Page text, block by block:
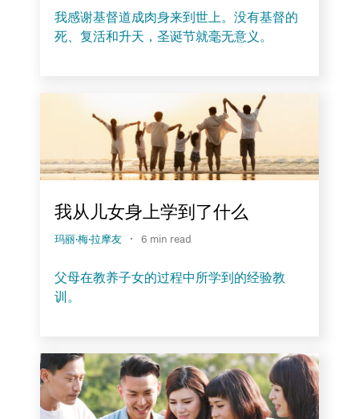
我感谢基督道成肉身来到世上。没有基督的
死、复活和升天，圣诞节就毫无意义。
我从儿女身上学到了什么
玛丽·梅·拉摩友 · 6 min read
父母在教养子女的过程中所学到的经验教
训。